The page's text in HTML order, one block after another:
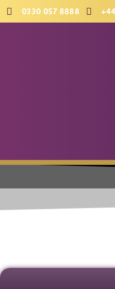
geç
0330 057 8888